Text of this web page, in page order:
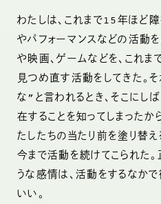
わたしは、これまで15年ほど
やパフォーマンスなどの活動
や映画、ゲームなどを、これ
見つめ直す活動をしてきた。
な”と言われるとき、そこにし
在することを知ってしまったか
たしたちの当たり前を塗り替え
今まで活動を続けてこられた
うな感情は、活動をするなか
いい。